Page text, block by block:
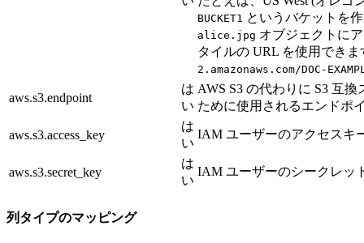
BUCKET1 というバケットを
alice.jpg オブジェクトに
タイルの URL を使用でき
2.amazonaws.com/DOC-
aws.s3.endpoint
は
い
AWS S3 の代わりに S3 互
ために使用されるエンドポ
aws.s3.access_key
は
い
IAM ユーザーのアクセスキ
aws.s3.secret_key
は
い
IAM ユーザーのシークレッ
列タイプのマッピング